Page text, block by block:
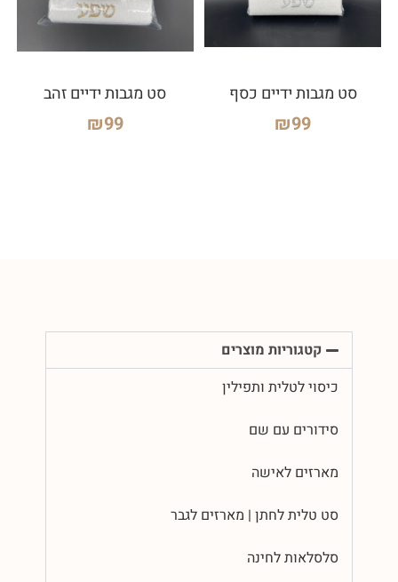
סט מגבות ידיים כסף
₪99
סט מגבות ידיים זהב
₪99
קטגוריות מוצרים
כיסוי לטלית ותפילין
סידורים עם שם
מארזים לאישה
סט טלית לחתן | מארזים לגבר
סלסלאות לחינה